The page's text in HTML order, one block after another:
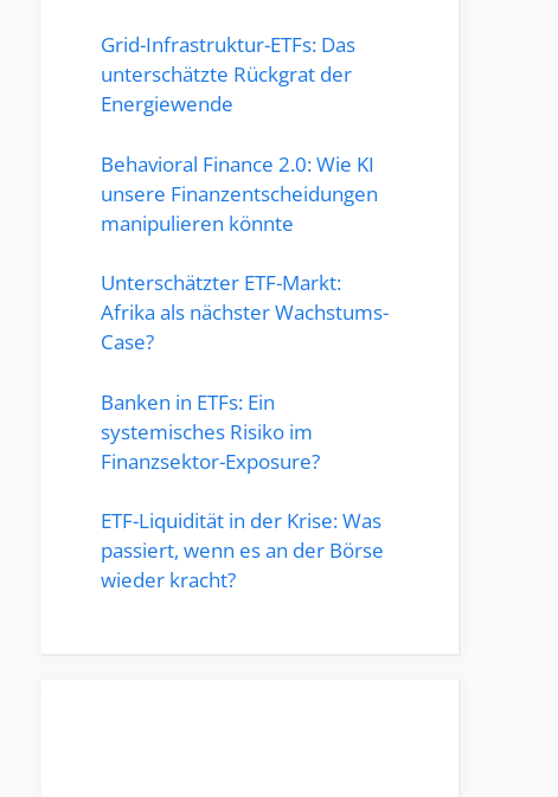
Grid-Infrastruktur-ETFs: Das
unterschätzte Rückgrat der
Energiewende
Behavioral Finance 2.0: Wie KI
unsere Finanzentscheidungen
manipulieren könnte
Unterschätzter ETF-Markt:
Afrika als nächster Wachstums-
Case?
Banken in ETFs: Ein
systemisches Risiko im
Finanzsektor-Exposure?
ETF-Liquidität in der Krise: Was
passiert, wenn es an der Börse
wieder kracht?